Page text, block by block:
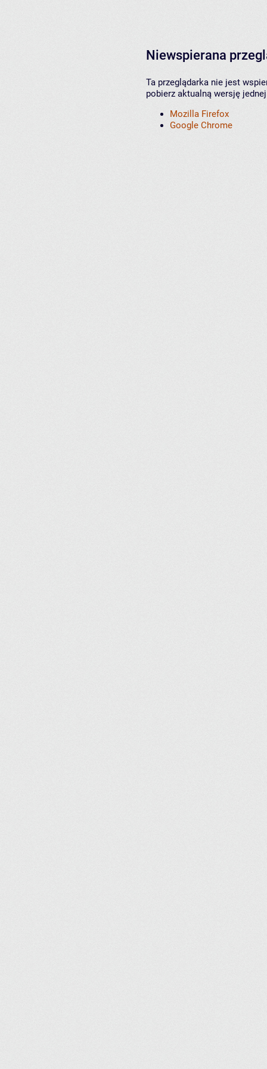
Niewspierana
Ta przeglądarka nie jest
pobierz aktualną wersję
Mozilla Firefox
Google Chrome